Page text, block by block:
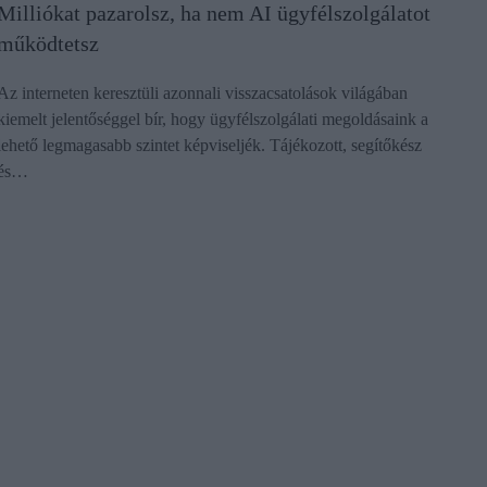
pazarolsz, ha nem AI ügyfélszolgálatot
Az interneten keresztüli azonnali visszacsatolások világában
jelentőséggel bír, hogy ügyfélszolgálati megoldásaink a
legmagasabb szintet képviseljék. Tájékozott, segítőkész